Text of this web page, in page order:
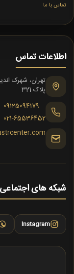
تماس با ما
اطلاعات تماس
پلاک 321
09125094179
021-65536452
شبکه های اجتماعی
Instagram